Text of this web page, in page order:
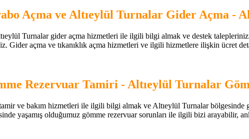
Açma ve Altıeylül Turnalar Gider Açma -
Turnalar gider açma hizmetleri ile ilgili bilgi almak ve destek
Gider açma ve tıkanıklık açma hizmetleri ve ilgili hizmetlere ilişkin ücret
Rezervuar Tamiri - Altıeylül Turnalar
ve bakım hizmetleri ile ilgili bilgi almak ve Altıeylül Turnalar
yaşamış olduğumuz gömme rezervuar sorunları ile ilgili bizi arayabilir,